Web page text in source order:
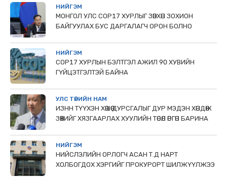
НИЙГЭМ
МОНГОЛ УЛС СОР17 ХУРЛЫГ ЗӨВХӨН ЗОХИОН
БАЙГУУЛАХ БУС ДАРГАЛАГЧ ОРОН БОЛНО
НИЙГЭМ
COP17 ХУРЛЫН БЭЛТГЭЛ АЖИЛ 90 ХУВИЙН
ГҮЙЦЭТГЭЛТЭЙ БАЙНА
УЛС ТӨРИЙН НАМ
ИЗНН ТҮҮХЭН ХӨШӨӨ ДУРСГАЛЫГ ДУР МЭДЭН ХӨНДӨЖ
ЗӨӨХИЙГ ХЯЗГААРЛАХ ХУУЛИЙН ТӨСӨЛ ӨРГӨН БАРИНА
НИЙГЭМ
НИЙСЛЭЛИЙН ОРЛОГЧ АСАН Т.Д НАРТ
ХОЛБОГДОХ ХЭРГИЙГ ПРОКУРОРТ ШИЛЖҮҮЛЖЭЭ